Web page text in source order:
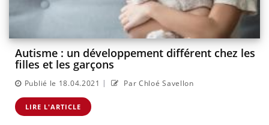
Autisme : un développement différent chez les
filles et les garçons
Publié le 18.04.2021 | Par Chloé Savellon
LIRE L'ARTICLE